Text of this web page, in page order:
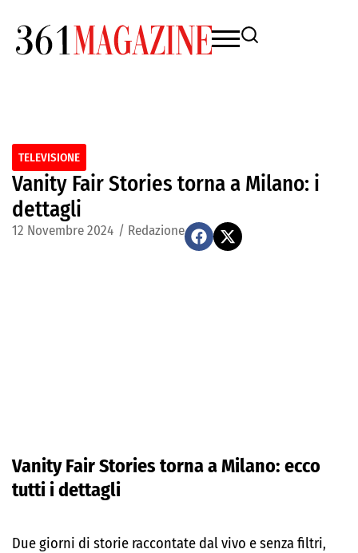
TELEVISIONE
Vanity Fair Stories torna a Milano: i
dettagli
12 Novembre 2024 / Redazione
Vanity Fair Stories torna a Milano: ecco
tutti i dettagli
Due giorni di storie raccontate dal vivo e senza filtri,